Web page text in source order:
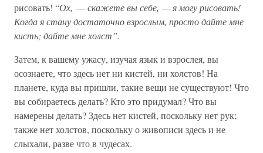
рисовать! “Ох, —скажете вы себе, — я могу рисовать!
Когда я стану достаточно взрослым, просто дайте мне
кисть; дайте мне холст”.
Затем, к вашему ужасу, изучая язык и взрослея, вы
осознаете, что здесь нет ни кистей, ни холстов! На
планете, куда вы пришли, такие вещи не существуют! Что
вы собираетесь делать? Кто это придумал? Что вы
намерены делать? Здесь нет кистей, поскольку нет рук;
также нет холстов, поскольку о живописи здесь и не
слыхали, разве что в чудесах.